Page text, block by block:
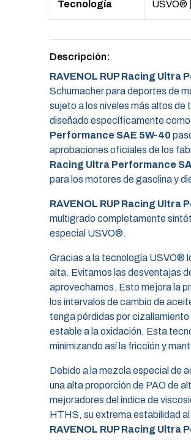
Tecnología USVO®
Descripción:
RAVENOL RUP Racing Ultra
Schumacher para deportes de
sujeto a los niveles más altos de
diseñado específicamente
Performance SAE 5W-40
aprobaciones oficiales de los
Racing Ultra Performance
para los motores de gasolina y
RAVENOL RUP Racing Ultra
multigrado completamente
especial USVO®.
Gracias a la tecnología USVO®
alta. Evitamos las desventajas
aprovechamos. Esto mejora la
los intervalos de cambio de
tenga pérdidas por
estable a la oxidación. Esta
minimizando así la fricción y
Debido a la mezcla especial de
una alta proporción de PAO de
mejoradores del índice de
HTHS, su extrema estabilidad
RAVENOL RUP Racing Ultra